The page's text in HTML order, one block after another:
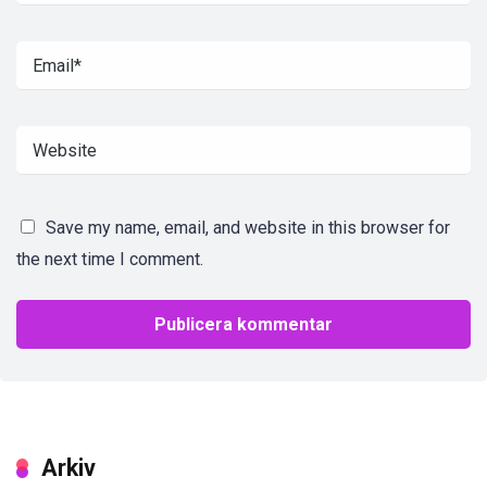
Save my name, email, and website in this browser for
the next time I comment.
Arkiv